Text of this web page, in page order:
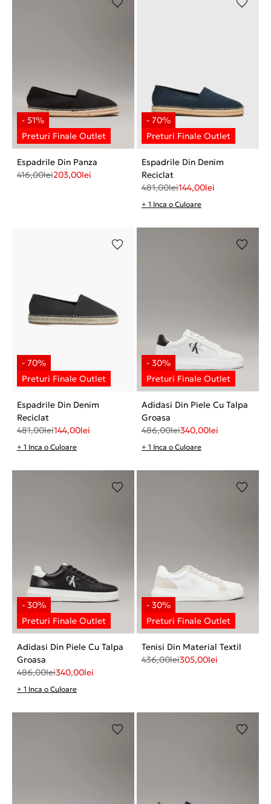
Espadrile Din Panza
416,00lei203,00lei
Espadrile Din Denim
Reciclat
481,00lei144,00lei
+ 1 Inca o Culoare
Espadrile Din Denim
Reciclat
481,00lei144,00lei
+ 1 Inca o Culoare
Adidasi Din Piele Cu Talpa
Groasa
486,00lei340,00lei
+ 1 Inca o Culoare
Adidasi Din Piele Cu Talpa
Groasa
486,00lei340,00lei
+ 1 Inca o Culoare
Tenisi Din Material Textil
436,00lei305,00lei